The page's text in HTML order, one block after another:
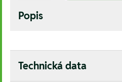
Popis
Technická data